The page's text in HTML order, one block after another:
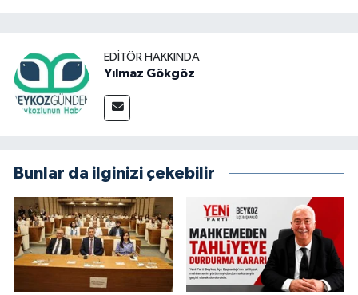
EDITÖR HAKKINDA
Yılmaz Gökgöz
Bunlar da ilginizi çekebilir